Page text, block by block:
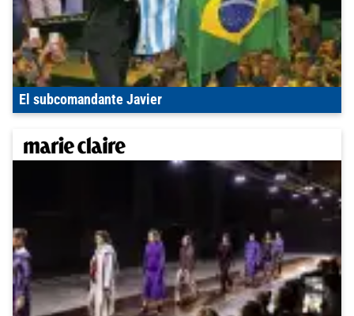
El subcomandante Javier